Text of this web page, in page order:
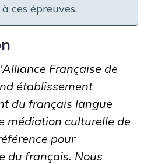
ces épreuves.
Française de
établissement
du français langue
médiation culturelle de
pour
du français. Nous